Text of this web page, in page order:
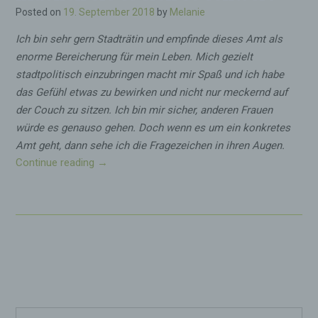
s
i
e
m
a
a
u
f
e
d
Posted on 19. September 2018 by Melanie
Ich bin sehr gern Stadträtin und empfinde dieses Amt als
enorme Bereicherung für mein Leben. Mich gezielt
stadtpolitisch einzubringen macht mir Spaß und ich habe
das Gefühl etwas zu bewirken und nicht nur meckernd auf
der Couch zu sitzen. Ich bin mir sicher, anderen Frauen
würde es genauso gehen. Doch wenn es um ein konkretes
Amt geht, dann sehe ich die Fragezeichen in ihren Augen.
Continue reading „→
juristische Person, Behörde, Einrichtung oder
anderen über die Zwecke und Mittel der
Verarbeitung von personenbezogenen Daten
entscheidet. Sind die Zwecke und Mittel dieser
Verarbeitung durch das Unionsrecht oder das
Recht der Mitgliedstaaten vorgegeben, so kann
die bestimmten Kriterien seiner Benennung
nach dem Unionsrecht oder dem Recht der
Mitgliedstaaten vorgesehen werden.
Auftragsverarbeiter ist eine natürliche oder